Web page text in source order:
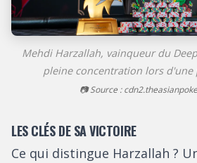
Mehdi Harzallah, vainqueur du
pleine concentration lors d'une
📷 Source :
LES CLÉS DE SA VICTOIRE
Ce qui distingue Harzallah ?